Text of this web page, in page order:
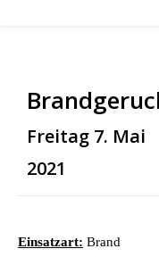
Freitag 7. Mai
2021
Einsatzart: Brand